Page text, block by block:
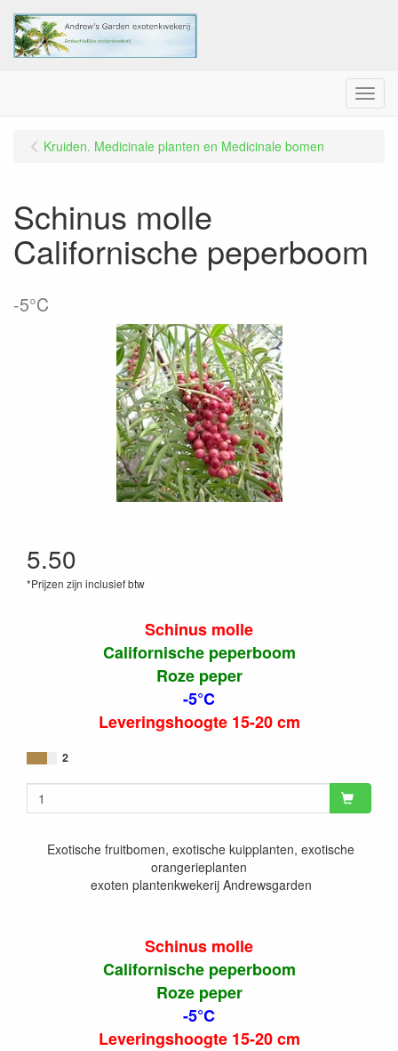
Menu
Kruiden. Medicinale planten en Medicinale bomen
Schinus molle
Californische peperboom
-5°C
5.50
*Prijzen zijn inclusief btw
Schinus molle
Californische peperboom
Roze peper
-5°C
Leveringshoogte 15-20 cm
2
Exotische fruitbomen, exotische kuipplanten, exotische
orangerieplanten
exoten plantenkwekerij Andrewsgarden
Schinus molle
Californische peperboom
Roze peper
-5°C
Leveringshoogte 15-20 cm